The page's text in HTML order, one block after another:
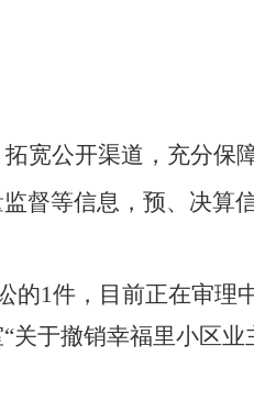
宽公开渠道，充分保
督等信息，预、决算
的1件，目前正在审理
关于撤销幸福里小区